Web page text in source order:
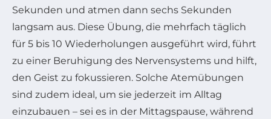
Sekunden und atmen dann sechs Sekunden
langsam aus. Diese Übung, die mehrfach täglich
für 5 bis 10 Wiederholungen ausgeführt wird, führt
zu einer Beruhigung des Nervensystems und hilft,
den Geist zu fokussieren. Solche Atemübungen
sind zudem ideal, um sie jederzeit im Alltag
einzubauen – sei es in der Mittagspause, während